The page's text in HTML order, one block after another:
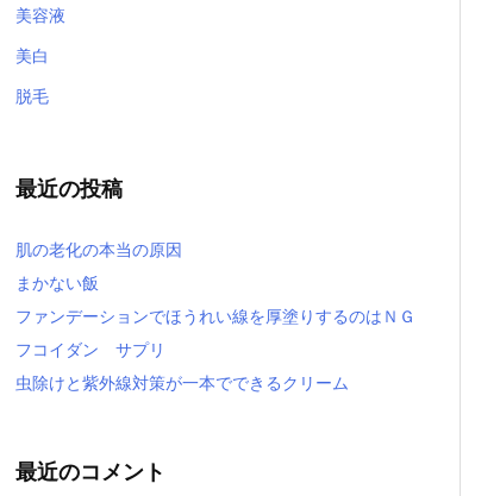
美容液
美白
脱毛
最近の投稿
肌の老化の本当の原因
まかない飯
ファンデーションでほうれい線を厚塗りするのはＮＧ
フコイダン サプリ
虫除けと紫外線対策が一本でできるクリーム
最近のコメント